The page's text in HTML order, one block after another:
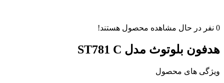
0 نفر در حال مشاهده محصول هستند!
هدفون بلوتوث مدل ST781 C
ویژگی های محصول